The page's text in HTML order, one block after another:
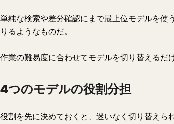
単純な検索や差分確認にまで最上位モデルを使
りるようなものだ。
作業の難易度に合わせてモデルを切り替えるだ
4つのモデルの役割分担
役割を先に決めておくと、迷いなく切り替えられ